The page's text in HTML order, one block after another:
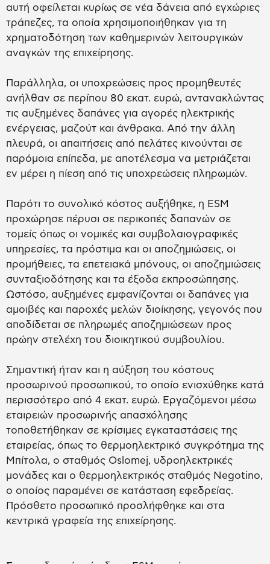
αυτή οφείλεται κυρίως σε νέα δάνεια από εγχώριες
τράπεζες, τα οποία χρησιμοποιήθηκαν για τη
χρηματοδότηση των καθημερινών λειτουργικών
αναγκών της επιχείρησης.
Παράλληλα, οι υποχρεώσεις προς προμηθευτές
ανήλθαν σε περίπου 80 εκατ. ευρώ, αντανακλώντας
τις αυξημένες δαπάνες για αγορές ηλεκτρικής
ενέργειας, μαζούτ και άνθρακα. Από την άλλη
πλευρά, οι απαιτήσεις από πελάτες κινούνται σε
παρόμοια επίπεδα, με αποτέλεσμα να μετριάζεται
εν μέρει η πίεση από τις υποχρεώσεις πληρωμών.
Παρότι το συνολικό κόστος αυξήθηκε, η ESM
προχώρησε πέρυσι σε περικοπές δαπανών σε
τομείς όπως οι νομικές και συμβολαιογραφικές
υπηρεσίες, τα πρόστιμα και οι αποζημιώσεις, οι
προμήθειες, τα επετειακά μπόνους, οι αποζημιώσεις
συνταξιοδότησης και τα έξοδα εκπροσώπησης.
Ωστόσο, αυξημένες εμφανίζονται οι δαπάνες για
αμοιβές και παροχές μελών διοίκησης, γεγονός που
αποδίδεται σε πληρωμές αποζημιώσεων προς
πρώην στελέχη του διοικητικού συμβουλίου.
Σημαντική ήταν και η αύξηση του κόστους
προσωρινού προσωπικού, το οποίο ενισχύθηκε κατά
περισσότερο από 4 εκατ. ευρώ. Εργαζόμενοι μέσω
εταιρειών προσωρινής απασχόλησης
τοποθετήθηκαν σε κρίσιμες εγκαταστάσεις της
εταιρείας, όπως το θερμοηλεκτρικό συγκρότημα της
Μπίτολα, ο σταθμός Oslomej, υδροηλεκτρικές
μονάδες και ο θερμοηλεκτρικός σταθμός Negotino,
ο οποίος παραμένει σε κατάσταση εφεδρείας.
Πρόσθετο προσωπικό προσλήφθηκε και στα
κεντρικά γραφεία της επιχείρησης.